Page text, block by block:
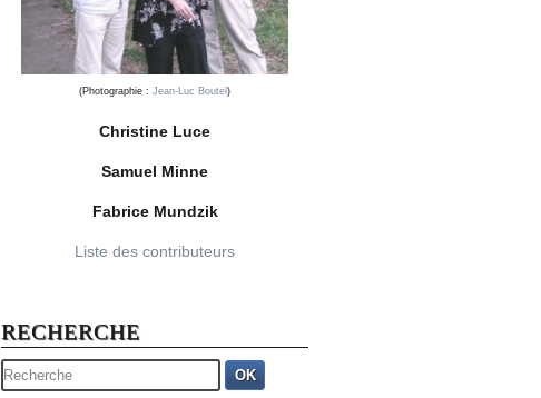
(Photographie : Jean-Luc Boutel )
Christine Luce
Samuel Minne
Fabrice Mundzik
Liste des contributeurs
RECHERCHE
OK